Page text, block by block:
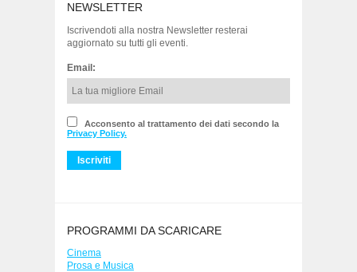
NEWSLETTER
Iscrivendoti alla nostra Newsletter resterai
aggiornato su tutti gli eventi.
Email:
Acconsento al trattamento dei dati secondo la
Privacy Policy.
PROGRAMMI DA SCARICARE
Cinema
Prosa e Musica